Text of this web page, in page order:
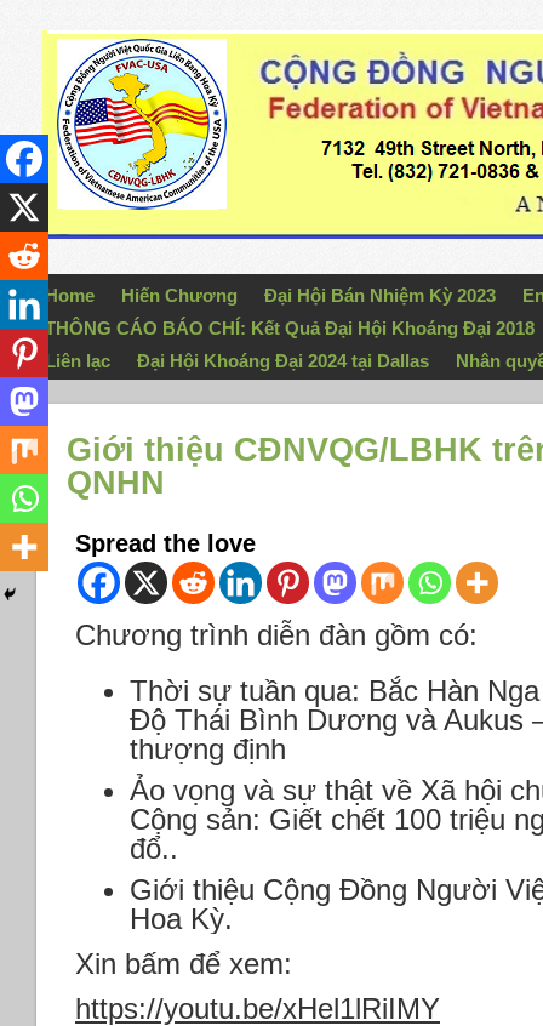
Home Hiến Chương Đại Hội Bán Nhiệm Kỳ 2023
THÔNG CÁO BÁO CHÍ: Kết Quả Đại Hội Khoáng Đại 2018
Liên lạc
Đại Hội Khoáng Đại 2024 tại Dallas Nhân
Giới thiệu CĐNVQG/LBHK
QNHN
Spread the love
Chương trình diễn đàn gồm có:
Thời sự tuần qua: Bắc Hàn
Độ Thái Bình Dương và Aukus
thượng định
Ảo vọng và sự thật về Xã hội
Cộng sản: Giết chết 100 triệu
đổ..
Giới thiệu Cộng Đồng Người
Hoa Kỳ.
Xin bấm để xem:
https://youtu.be/xHel1lRiIMY